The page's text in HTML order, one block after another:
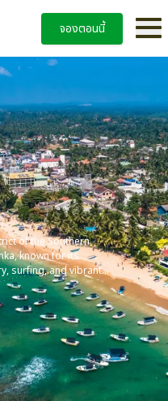
จองตอนนี้
of the Southern
known for its
surfing, and vibrant
holiday destination
on the Sri Lankan